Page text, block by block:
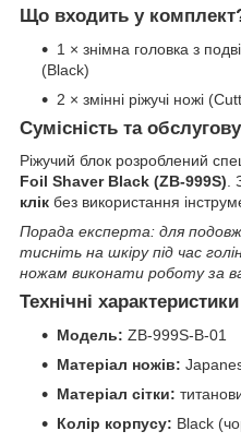
Що входить у
1 × знімна головка з
(Black)
2 × змінні ріжучі ножі
Сумісність та
Ріжучий блок розроблений
Foil Shaver Black (ZB-999S).
клік без використання
Порада експерта: для
тисніть на шкіру під час
ножам виконати роботу за
Технічні характеристики
Модель: ZB-999S-B-01
Матеріал ножів:
Матеріал сітки:
Колір корпусу: Black